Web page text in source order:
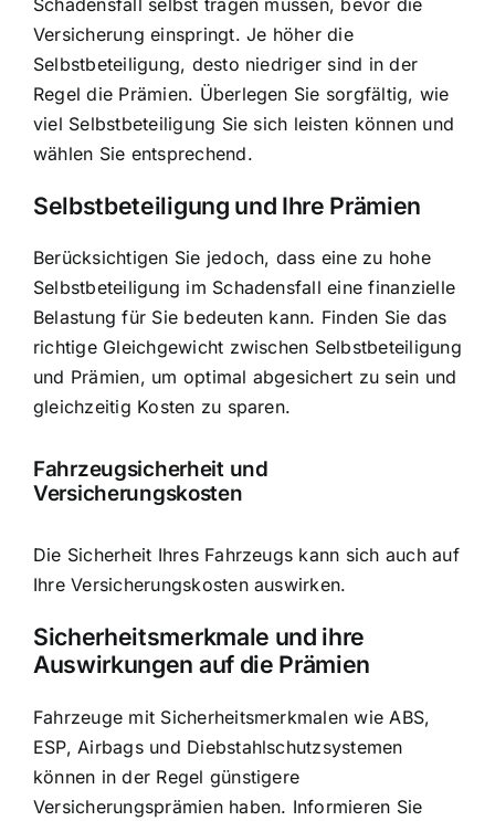
Versicherung einspringt. Je höher die
Selbstbeteiligung, desto niedriger sind in der
Regel die Prämien. Überlegen Sie sorgfältig, wie
viel Selbstbeteiligung Sie sich leisten können und
wählen Sie entsprechend.
Selbstbeteiligung und Ihre Prämien
Berücksichtigen Sie jedoch, dass eine zu hohe
Selbstbeteiligung im Schadensfall eine finanzielle
Belastung für Sie bedeuten kann. Finden Sie das
richtige Gleichgewicht zwischen Selbstbeteiligung
und Prämien, um optimal abgesichert zu sein und
gleichzeitig Kosten zu sparen.
Fahrzeugsicherheit und
Versicherungskosten
Die Sicherheit Ihres Fahrzeugs kann sich auch auf
Ihre Versicherungskosten auswirken.
Sicherheitsmerkmale und ihre
Auswirkungen auf die Prämien
Fahrzeuge mit Sicherheitsmerkmalen wie ABS,
ESP, Airbags und Diebstahlschutzsystemen
können in der Regel günstigere
Versicherungsprämien haben. Informieren Sie